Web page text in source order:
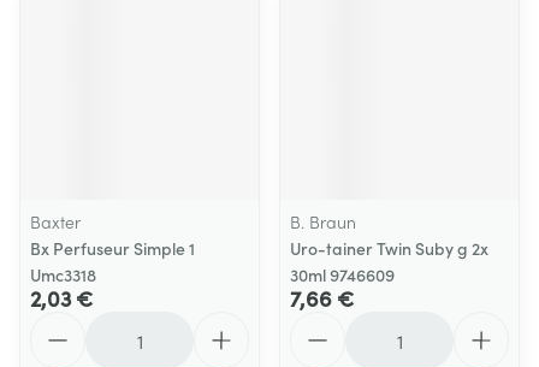
Baxter
Bx Perfuseur Simple 1
Umc3318
2,03 €
B. Braun
Uro-tainer Twin Suby g 2x
30ml 9746609
7,66 €